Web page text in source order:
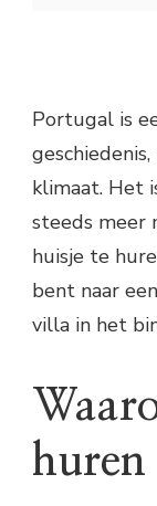
Portugal is
klimaat. Het
steeds meer
huisje te
bent naar
villa in het
huren